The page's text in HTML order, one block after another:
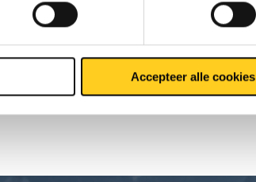
Accepteer alle cookies
0,53
0,59